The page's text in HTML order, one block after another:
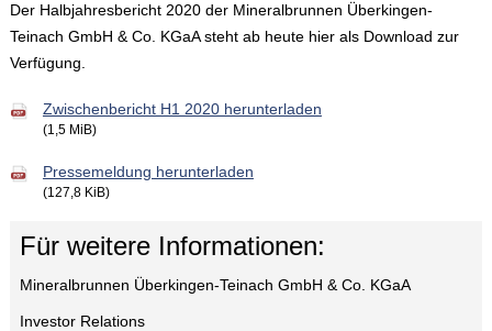
Der Halbjahresbericht 2020 der Mineralbrunnen Überkingen-
Teinach GmbH & Co. KGaA steht ab heute hier als Download zur
Verfügung.
Zwischenbericht H1 2020 herunterladen
(1,5 MiB)
Pressemeldung herunterladen
(127,8 KiB)
Für weitere Informationen:
Mineralbrunnen Überkingen-Teinach GmbH & Co. KGaA
Investor Relations